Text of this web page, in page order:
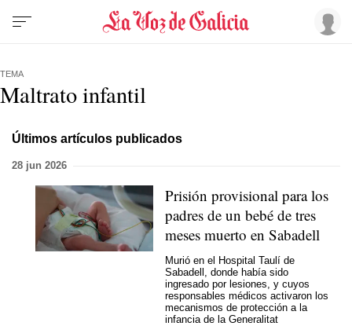
TEMA
Maltrato infantil
Últimos artículos publicados
28 jun 2026
Prisión provisional para los
padres de un bebé de tres
meses muerto en Sabadell
Murió en el Hospital Taulí de
Sabadell, donde había sido
ingresado por lesiones, y cuyos
responsables médicos activaron los
mecanismos de protección a la
infancia de la Generalitat